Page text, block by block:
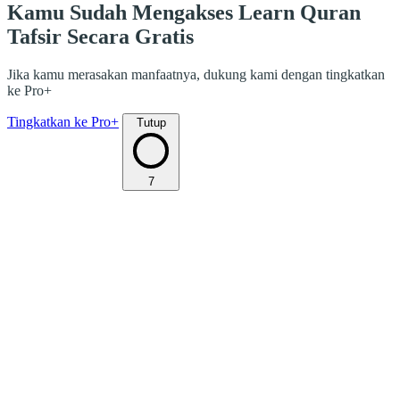
Kamu Sudah Mengakses Learn Quran
Tafsir Secara Gratis
Jika kamu merasakan manfaatnya, dukung kami dengan tingkatkan
ke Pro+
Tingkatkan ke Pro+ Tutup
7